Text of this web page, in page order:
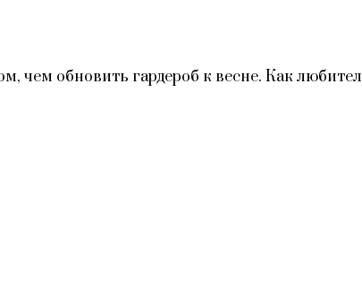
чем обновить гардероб к весне. Как